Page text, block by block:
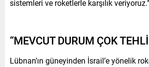
sistemleri ve roketlerle karşılık
“MEVCUT DURUM ÇOK
Lübnan’ın güneyinden İsrail’e yönelik